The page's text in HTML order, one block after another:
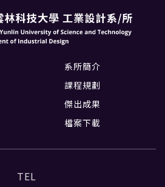
系所簡介
課程規劃
傑出成果
檔案下載
TEL